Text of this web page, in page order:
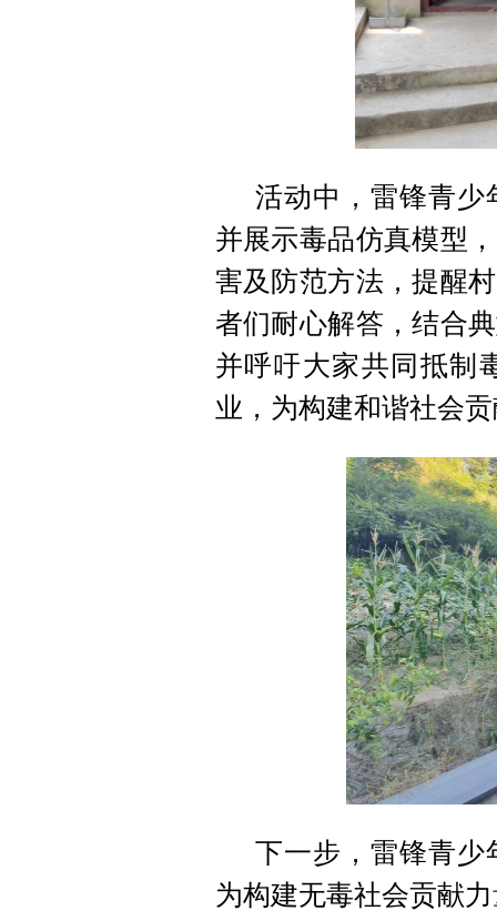
活动中，雷锋青少
并展示毒品仿真模型
害及防范方法，提醒
者们耐心解答，结合
并呼吁大家共同抵制
业，为构建和谐社会
下一步，雷锋青少
为构建无毒社会贡献